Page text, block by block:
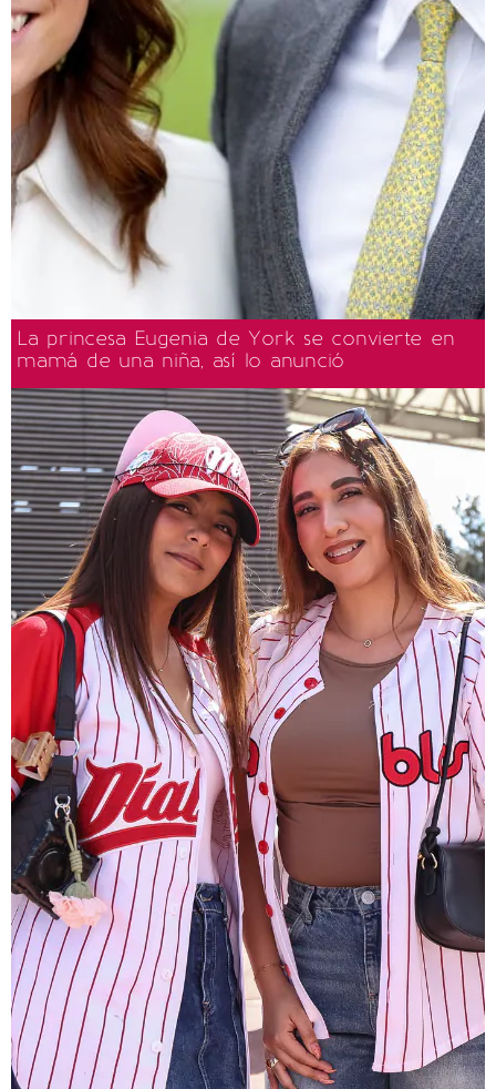
La princesa Eugenia de York se convierte en
mamá de una niña, así lo anunció